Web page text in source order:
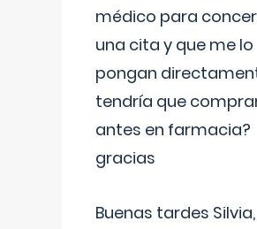
médico para
una cita y que me lo
pongan
tendría que
antes en farmacia?
gracias
Buenas tardes Silvia,